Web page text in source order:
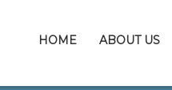
HOME ABOUT US